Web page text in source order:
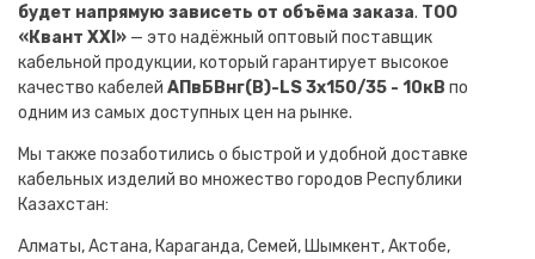
будет напрямую зависеть от объёма заказа. ТОО
«Квант XXI» — это надёжный оптовый поставщик
кабельной продукции, который гарантирует высокое
качество кабелей АПвБВнг(B)-LS 3х150/35 - 10кВ по
одним из самых доступных цен на рынке.
Мы также позаботились о быстрой и удобной доставке
кабельных изделий во множество городов Республики
Казахстан:
Алматы, Астана, Караганда, Семей, Шымкент, Актобе,